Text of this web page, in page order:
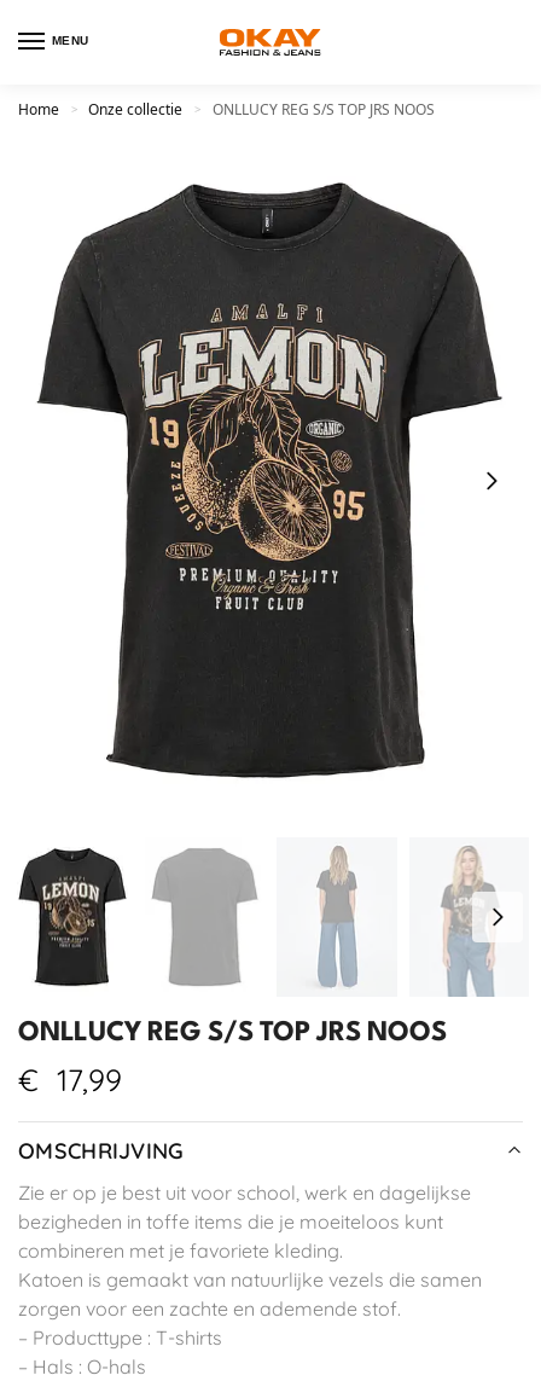
MENU
Home > Onze collectie > ONLLUCY REG S/S TOP JRS NOOS
ONLLUCY REG S/S TOP JRS NOOS
€ 17,99
OMSCHRIJVING
Zie er op je best uit voor school, werk en dagelijkse
bezigheden in toffe items die je moeiteloos kunt
combineren met je favoriete kleding.
Katoen is gemaakt van natuurlijke vezels die samen
zorgen voor een zachte en ademende stof.
– Producttype : T-shirts
– Hals : O-hals